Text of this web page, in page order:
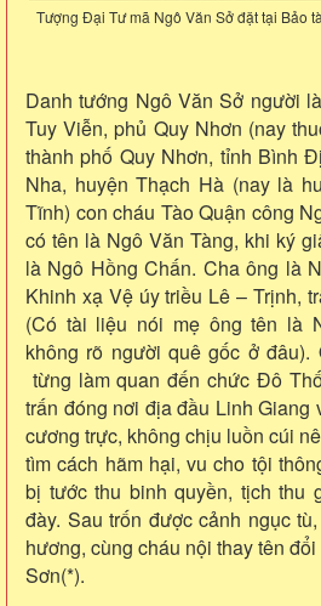
Tượng Đại Tư mã Ngô Văn Sở đặt tại Bảo
Danh tướng Ngô Văn Sở người
Tuy Viễn, phủ Quy Nhơn (nay
thành phố Quy Nhơn, tỉnh Bình
Nha, huyện Thạch Hà (nay là
Tĩnh) con cháu Tào Quận công
có tên là Ngô Văn Tàng, khi ký
là Ngô Hồng Chấn. Cha ông là
Khinh xạ Vệ úy triều Lê – Trịnh,
(Có tài liệu nói mẹ ông tên là
không rõ người quê gốc ở đâu).
từng làm quan đến chức Đô
trấn đóng nơi địa đầu Linh Giang
cương trực, không chịu luồn cúi
tìm cách hãm hại, vu cho tội
bị tước thu binh quyền, tịch thu
đày. Sau trốn được cảnh ngục
hương, cùng cháu nội thay tên
Sơn(*).